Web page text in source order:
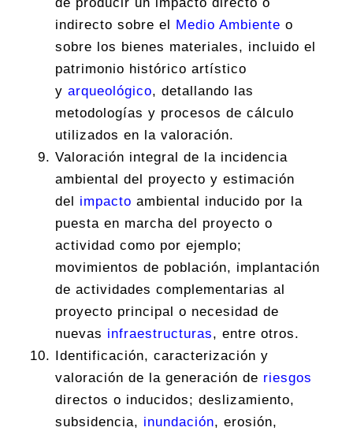
indirecto sobre el
Medio Ambiente o
sobre los bienes materiales, incluido el
patrimonio histórico artístico
y arqueológico, detallando las
metodologías y procesos de cálculo
utilizados en la valoración.
Valoración integral de la incidencia
ambiental del proyecto y estimación
del impacto ambiental inducido por la
puesta en marcha del proyecto o
actividad como por ejemplo;
movimientos de población, implantación
de actividades complementarias al
proyecto principal o necesidad de
nuevas infraestructuras, entre otros.
Identificación, caracterización y
valoración de la generación de riesgos
directos o inducidos; deslizamiento,
subsidencia, inundación, erosión,